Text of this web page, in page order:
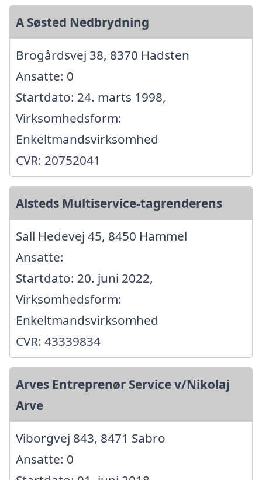
A Søsted Nedbrydning
Brogårdsvej 38, 8370 Hadsten
Ansatte: 0
Startdato: 24. marts 1998,
Virksomhedsform:
Enkeltmandsvirksomhed
CVR: 20752041
Alsteds Multiservice-tagrenderens
Sall Hedevej 45, 8450 Hammel
Ansatte:
Startdato: 20. juni 2022,
Virksomhedsform:
Enkeltmandsvirksomhed
CVR: 43339834
Arves Entreprenør Service v/Nikolaj
Arve
Viborgvej 843, 8471 Sabro
Ansatte: 0